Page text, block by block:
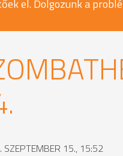
el. Dolgozunk a
SZEPTEMBER 15., 15:52